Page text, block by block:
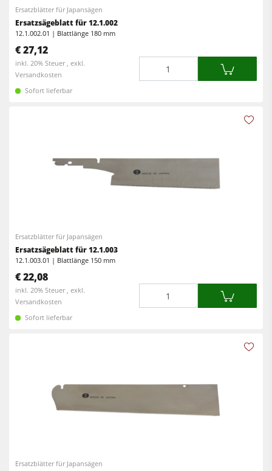
Kantenanleimmaschinen
CNC Fenster- und Türenbearbeitung
Breitbandschleifmaschinen
Langband- & Kantenschleifmaschinen
Bürst- und Bürstschleifmaschinen
Druckbalkensägen & Plattenaufteilsägen
Reinluftabsauggeräte & Entstauber
Vorschubapparate
Werkstattausrüstung
F4Solutions Software
Kombimaschinen
CNC Bearbeitungszentren
Kantenanleimmaschinen
Schleifmaschinen
Druckbalkensägen & Plattenaufteilsägen
Vorschubapparate
Ersatzblätter für Japansägen
Ersatzsägeblatt für 12.1.002
12.1.002.01 | Blattlänge 180 mm
€ 27,12
inkl. 20% Steuer , exkl.
Versandkosten
Sofort lieferbar
Ersatzblätter für Japansägen
Ersatzsägeblatt für 12.1.003
12.1.003.01 | Blattlänge 150 mm
€ 22,08
inkl. 20% Steuer , exkl.
Versandkosten
Sofort lieferbar
Ersatzblätter für Japansägen